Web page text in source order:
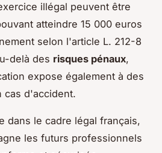
illégal peuvent être
atteindre 15 000 euros
selon l'article L. 212-8
delà des risques pénaux,
expose également à des
cas d'accident.
dans le cadre légal français,
les futurs professionnels